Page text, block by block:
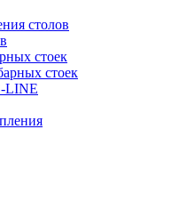
столов
стоек
стоек
LINE